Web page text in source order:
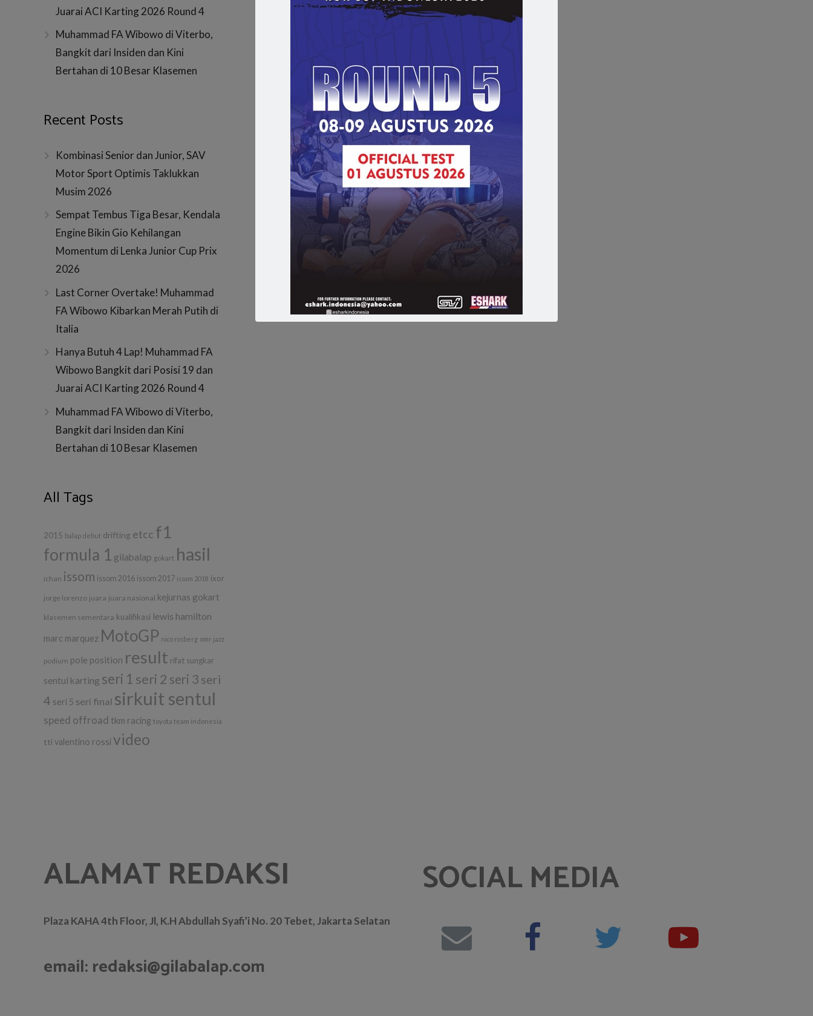
Juarai ACI Karting 2026 Round 4
Muhammad FA Wibowo di Viterbo,
Bangkit dari Insiden dan Kini
Bertahan di 10 Besar Klasemen
Recent Posts
Kombinasi Senior dan Junior, SAV
Motor Sport Optimis Taklukkan
Musim 2026
Sempat Tembus Tiga Besar, Kendala
Engine Bikin Gio Kehilangan
Momentum di Lenka Junior Cup Prix
2026
Last Corner Overtake! Muhammad
FA Wibowo Kibarkan Merah Putih di
Italia
Hanya Butuh 4 Lap! Muhammad FA
Wibowo Bangkit dari Posisi 19 dan
Juarai ACI Karting 2026 Round 4
Muhammad FA Wibowo di Viterbo,
Bangkit dari Insiden dan Kini
Bertahan di 10 Besar Klasemen
All Tags
2015 balap debut drifting etcc f1
formula 1 gilabalap gokart hasil
ichan issom issom 2016 issom 2017 issom 2018 ixor
jorge lorenzo juara juara nasional kejurnas gokart
klasemen sementara kualifikasi lewis hamilton
marc marquez MotoGP nico rosberg omr jazz
podium pole position result rifat sungkar
sentul karting seri 1 seri 2 seri 3 seri
4 seri 5 seri final sirkuit sentul
speed offroad tkm racing toyota team indonesia
tti valentino rossi video
ALAMAT REDAKSI
Plaza KAHA 4th Floor, Jl, K.H Abdullah Syafi’i No. 20 Tebet, Jakarta Selatan
email: redaksi@gilabalap.com
SOCIAL MEDIA